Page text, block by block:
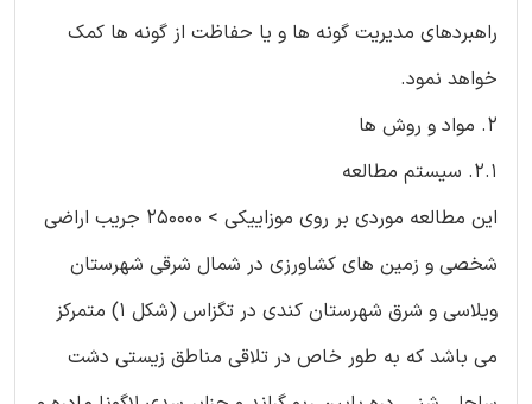
راهبردهای مدیریت گونه ها و یا حفاظت از گونه ها کمک
خواهد نمود.
۲. مواد و روش ها
2.1. سیستم مطالعه
این مطالعه موردی بر روی موزاییکی > 250000 جریب اراضی
شخصی و زمین های کشاورزی در شمال شرقی شهرستان
ویلاسی و شرق شهرستان کندی در تگزاس (شکل 1) متمرکز
می باشد که به طور خاص در تلاقی مناطق زیستی دشت